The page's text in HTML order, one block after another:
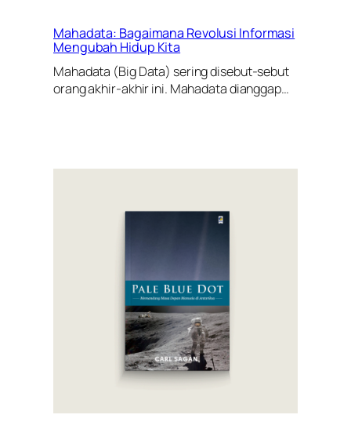
Mahadata: Bagaimana Revolusi Informasi
Mengubah Hidup Kita
Mahadata (Big Data) sering disebut-sebut
orang akhir-akhir ini. Mahadata dianggap…